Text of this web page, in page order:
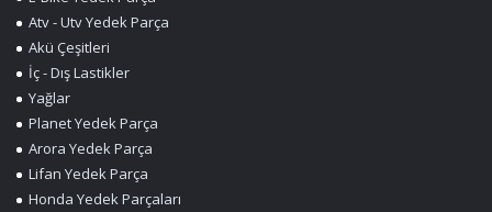
Atv - Utv Yedek Parça
Akü Çeşitleri
İç - Dış Lastikler
Yağlar
Planet Yedek Parça
Arora Yedek Parça
Lifan Yedek Parça
Honda Yedek Parçaları